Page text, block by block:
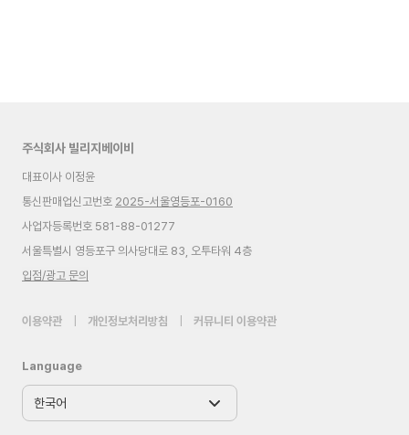
주식회사 빌리지베이비
대표이사 이정윤
통신판매업신고번호 2025-서울영등포-0160
사업자등록번호 581-88-01277
서울특별시 영등포구 의사당대로 83, 오투타워 4층
입점/광고 문의
이용약관 개인정보처리방침 커뮤니티 이용약관
Language